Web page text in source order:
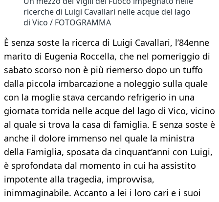
ricerche di Luigi Cavallari nelle acque del lago
di Vico / FOTOGRAMMA
È senza soste la ricerca di Luigi Cavallari, l’84enne
marito di Eugenia Roccella, che nel pomeriggio di
sabato scorso non è più riemerso dopo un tuffo
dalla piccola imbarcazione a noleggio sulla quale
con la moglie stava cercando refrigerio in una
giornata torrida nelle acque del lago di Vico, vicino
al quale si trova la casa di famiglia. E senza soste è
anche il dolore immenso nel quale la ministra
della Famiglia, sposata da cinquant’anni con Luigi,
è sprofondata dal momento in cui ha assistito
impotente alla tragedia, improvvisa,
inimmaginabile. Accanto a lei i loro cari e i suoi